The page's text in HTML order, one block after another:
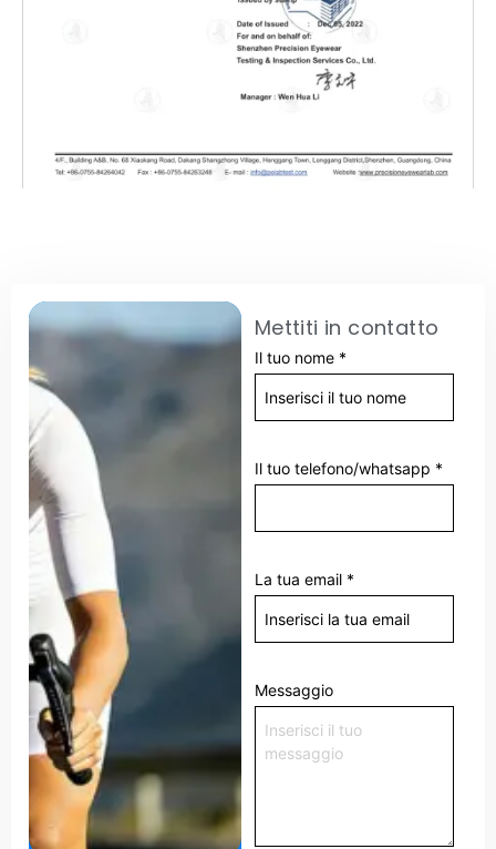
Mettiti in contatto
Il tuo nome *
Il tuo telefono/whatsapp *
La tua email *
Messaggio